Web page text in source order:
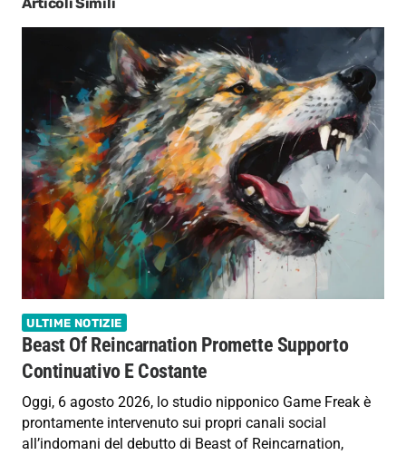
ULTIME NOTIZIE
Beast Of Reincarnation Promette Supporto
Continuativo E Costante
Oggi, 6 agosto 2026, lo studio nipponico Game Freak è
prontamente intervenuto sui propri canali social
all’indomani del debutto di Beast of Reincarnation,